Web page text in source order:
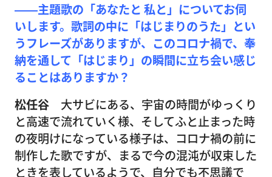
――主題歌の「あなたと 私と」についてお伺
いします。歌詞の中に「はじまりのうた」とい
うフレーズがありますが、このコロナ禍で、奉
納を通して「はじまり」の瞬間に立ち会い感じ
ることはありますか？
松任谷 大サビにある、宇宙の時間がゆっくり
と高速で流れていく様、そしてふと止まった時
の夜明けになっている様子は、コロナ禍の前に
制作した歌ですが、まるで今の混沌が収束した
ときを表しているようで、自分でも不思議で